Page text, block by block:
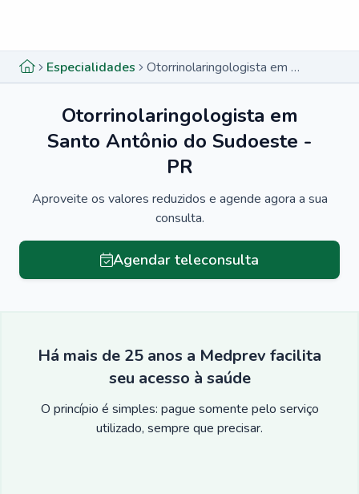
Especialidades Otorrinolaringologista em Santo Antônio do Sudoeste - PR
Otorrinolaringologista em
Santo Antônio do Sudoeste -
PR
Aproveite os valores reduzidos e agende agora a sua
consulta.
Agendar teleconsulta
Há mais de 25 anos a Medprev facilita
seu acesso à saúde
O princípio é simples: pague somente pelo serviço
utilizado, sempre que precisar.